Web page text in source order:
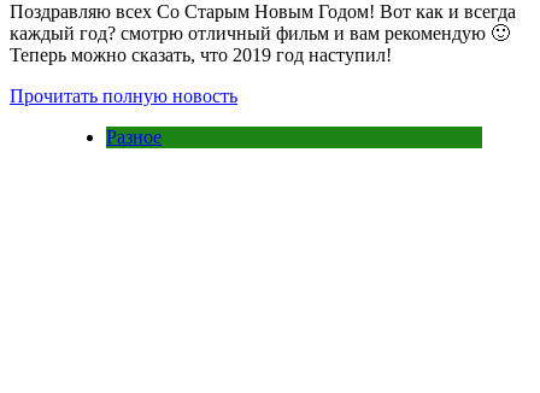
Поздравляю всех Со Старым Новым Годом! Вот как и всегда
каждый год? смотрю отличный фильм и вам рекомендую 🙂
Теперь можно сказать, что 2019 год наступил!
Прочитать полную новость
Разное